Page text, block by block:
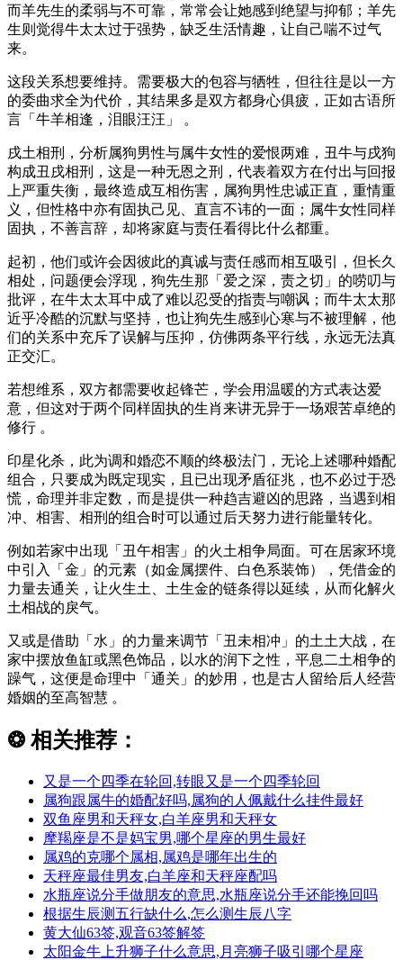
而羊先生的柔弱与不可靠，常常会让她感到绝望与抑郁；羊先
生则觉得牛太太过于强势，缺乏生活情趣，让自己喘不过气
来。
这段关系想要维持。需要极大的包容与牺牲，但往往是以一方
的委曲求全为代价，其结果多是双方都身心俱疲，正如古语所
言「牛羊相逢，泪眼汪汪」 。
戌土相刑，分析属狗男性与属牛女性的爱恨两难，丑牛与戌狗
构成丑戌相刑，这是一种无恩之刑，代表着双方在付出与回报
上严重失衡，最终造成互相伤害，属狗男性忠诚正直，重情重
义，但性格中亦有固执己见、直言不讳的一面；属牛女性同样
固执，不善言辞，却将家庭与责任看得比什么都重。
起初，他们或许会因彼此的真诚与责任感而相互吸引，但长久
相处，问题便会浮现，狗先生那「爱之深，责之切」的唠叨与
批评，在牛太太耳中成了难以忍受的指责与嘲讽；而牛太太那
近乎冷酷的沉默与坚持，也让狗先生感到心寒与不被理解，他
们的关系中充斥了误解与压抑，仿佛两条平行线，永远无法真
正交汇。
若想维系，双方都需要收起锋芒，学会用温暖的方式表达爱
意，但这对于两个同样固执的生肖来讲无异于一场艰苦卓绝的
修行 。
印星化杀，此为调和婚恋不顺的终极法门，无论上述哪种婚配
组合，只要成为既定现实，且已出现矛盾征兆，也不必过于恐
慌，命理并非定数，而是提供一种趋吉避凶的思路，当遇到相
冲、相害、相刑的组合时可以通过后天努力进行能量转化。
例如若家中出现「丑午相害」的火土相争局面。可在居家环境
中引入「金」的元素（如金属摆件、白色系装饰），凭借金的
力量去通关，让火生土、土生金的链条得以延续，从而化解火
土相战的戾气。
又或是借助「水」的力量来调节「丑未相冲」的土土大战，在
家中摆放鱼缸或黑色饰品，以水的润下之性，平息二土相争的
躁气，这便是命理中「通关」的妙用，也是古人留给后人经营
婚姻的至高智慧 。
❂ 相关推荐：
又是一个四季在轮回,转眼又是一个四季轮回
属狗跟属牛的婚配好吗,属狗的人佩戴什么挂件最好
双鱼座男和天秤女,白羊座男和天秤女
摩羯座是不是妈宝男,哪个星座的男生最好
属鸡的克哪个属相,属鸡是哪年出生的
天秤座最佳男友,白羊座和天秤座配吗
水瓶座说分手做朋友的意思,水瓶座说分手还能挽回吗
根据生辰测五行缺什么,怎么测生辰八字
黄大仙63签,观音63签解签
太阳金牛上升狮子什么意思,月亮狮子吸引哪个星座